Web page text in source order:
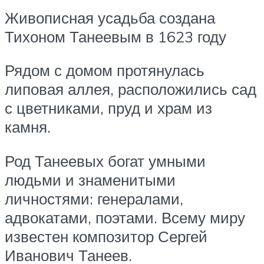
Живописная усадьба создана
Тихоном Танеевым в 1623 году
Рядом с домом протянулась
липовая аллея, расположились сад
с цветниками, пруд и храм из
камня.
Род Танеевых богат умными
людьми и знаменитыми
личностями: генералами,
адвокатами, поэтами. Всему миру
известен композитор Сергей
Иванович Танеев.